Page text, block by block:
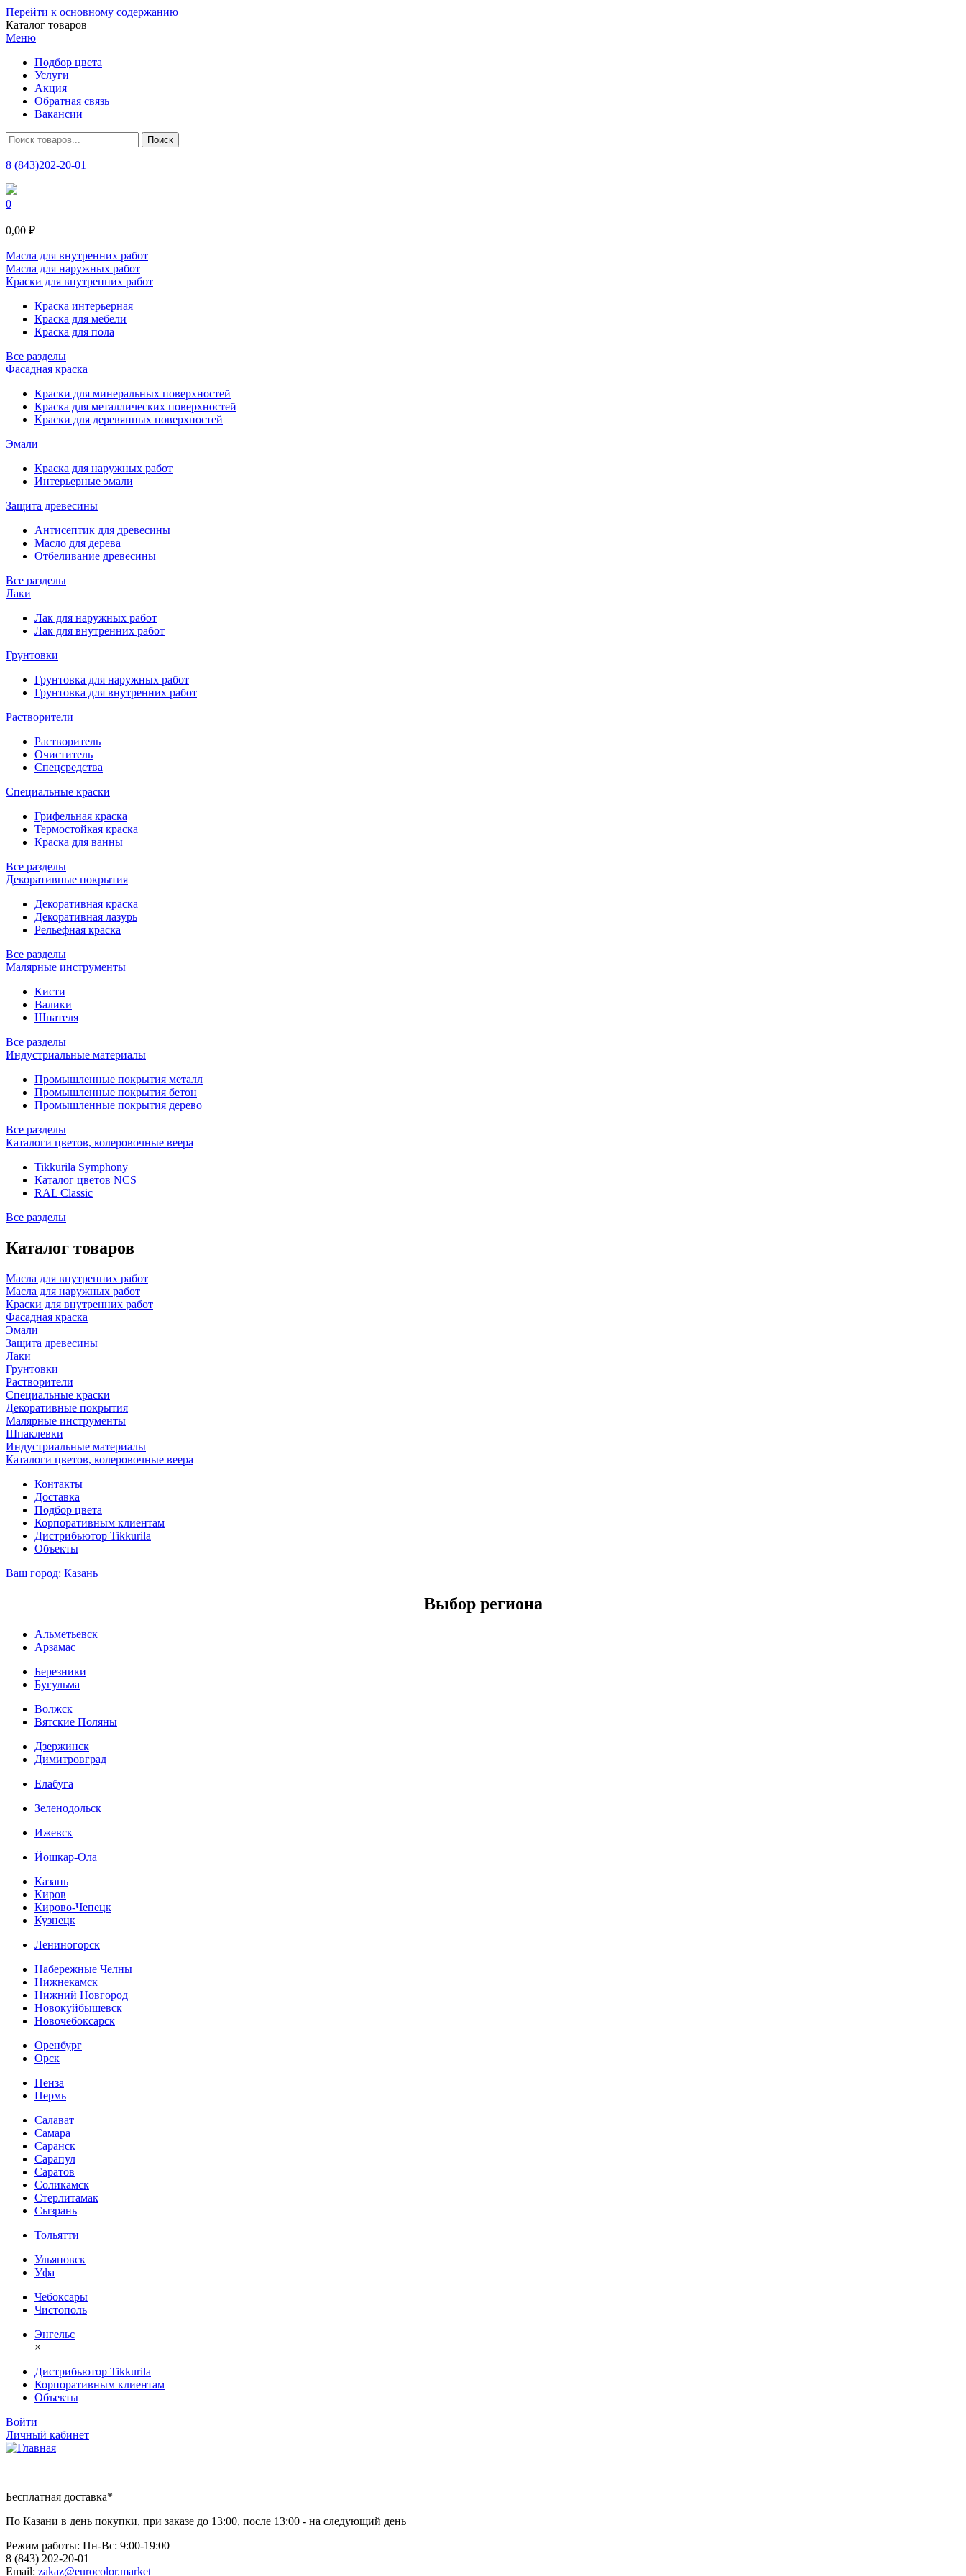
Перейти к основному содержанию
Каталог товаров
Меню
Подбор цвета
Услуги
Акция
Обратная связь
Вакансии
8 (843)202-20-01
0
0,00 ₽
Масла для внутренних работ
Масла для наружных работ
Краски для внутренних работ
Краска интерьерная
Краска для мебели
Краска для пола
Все разделы
Фасадная краска
Краски для минеральных поверхностей
Краска для металлических поверхностей
Краски для деревянных поверхностей
Эмали
Краска для наружных работ
Интерьерные эмали
Защита древесины
Антисептик для древесины
Масло для дерева
Отбеливание древесины
Все разделы
Лаки
Лак для наружных работ
Лак для внутренних работ
Грунтовки
Грунтовка для наружных работ
Грунтовка для внутренних работ
Растворители
Растворитель
Очиститель
Спецсредства
Специальные краски
Грифельная краска
Термостойкая краска
Краска для ванны
Все разделы
Декоративные покрытия
Декоративная краска
Декоративная лазурь
Рельефная краска
Все разделы
Малярные инструменты
Кисти
Валики
Шпателя
Все разделы
Индустриальные материалы
Промышленные покрытия металл
Промышленные покрытия бетон
Промышленные покрытия дерево
Все разделы
Каталоги цветов, колеровочные веера
Tikkurila Symphony
Каталог цветов NCS
RAL Classic
Все разделы
Каталог товаров
Масла для внутренних работ
Масла для наружных работ
Краски для внутренних работ
Фасадная краска
Эмали
Защита древесины
Лаки
Грунтовки
Растворители
Специальные краски
Декоративные покрытия
Малярные инструменты
Шпаклевки
Индустриальные материалы
Каталоги цветов, колеровочные веера
Контакты
Доставка
Подбор цвета
Корпоративным клиентам
Дистрибьютор Tikkurila
Объекты
Ваш город: Казань
Выбор региона
Альметьевск
Арзамас
Березники
Бугульма
Волжск
Вятские Поляны
Дзержинск
Димитровград
Елабуга
Зеленодольск
Ижевск
Йошкар-Ола
Казань
Киров
Кирово-Чепецк
Кузнецк
Лениногорск
Набережные Челны
Нижнекамск
Нижний Новгород
Новокуйбышевск
Новочебоксарск
Оренбург
Орск
Пенза
Пермь
Салават
Самара
Саранск
Сарапул
Саратов
Соликамск
Стерлитамак
Сызрань
Тольятти
Ульяновск
Уфа
Чебоксары
Чистополь
Энгельс
×
Дистрибьютор Tikkurila
Корпоративным клиентам
Объекты
Войти
Личный кабинет
Бесплатная доставка*
По Казани в день покупки, при заказе до 13:00, после 13:00 - на следующий день
Режим работы: Пн-Вc: 9:00-19:00
8 (843) 202-20-01
Email: zakaz@eurocolor.market